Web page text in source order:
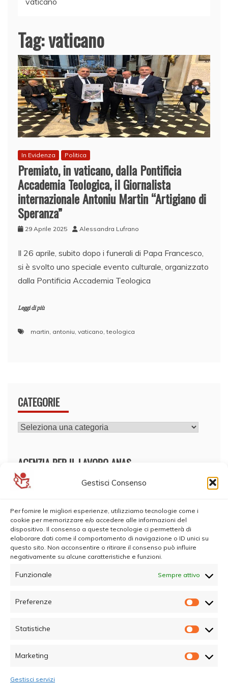
Gestisci Consenso
Per fornire le migliori esperienze, utilizziamo tecnologie come i
cookie per memorizzare e/o accedere alle informazioni del
dispositivo. Il consenso a queste tecnologie ci permetterà di
elaborare dati come il comportamento di navigazione o ID unici su
questo sito. Non acconsentire o ritirare il consenso può influire
negativamente su alcune caratteristiche e funzioni.
Funzionale Sempre attivo
Preferenze
Statistiche
Marketing
Gestisci servizi
Tag:vaticano
In Evidenza Politica
Premiato, in vaticano, dalla Pontificia
Accademia Teologica, il Giornalista
internazionale Antoniu Martin “Artigiano di
Speranza”
29 Aprile 2025 Alessandra Lufrano
Il 26 aprile, subito dopo i funerali di Papa Francesco,
si è svolto uno speciale evento culturale, organizzato
dalla Pontificia Accademia Teologica
Leggi di più
martin, antoniu, vaticano,teologica
CATEGORIE
CATEGORIE
AGENZIA PER IL LAVORO ANAS